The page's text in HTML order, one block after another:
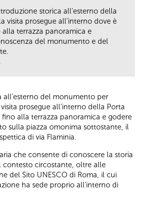
storica all’esterno della
visita prosegue all’interno dove è
alla terrazza panoramica e
del monumento e del
all’esterno del monumento per
prosegue all’interno della Porta
fino alla terrazza panoramica e godere
sulla piazza omonima sottostante, il
di via Flaminia.
che consente di conoscere la storia
circostante, oltre alle
del Sito UNESCO di Roma, il cui
ha sede proprio all’interno di